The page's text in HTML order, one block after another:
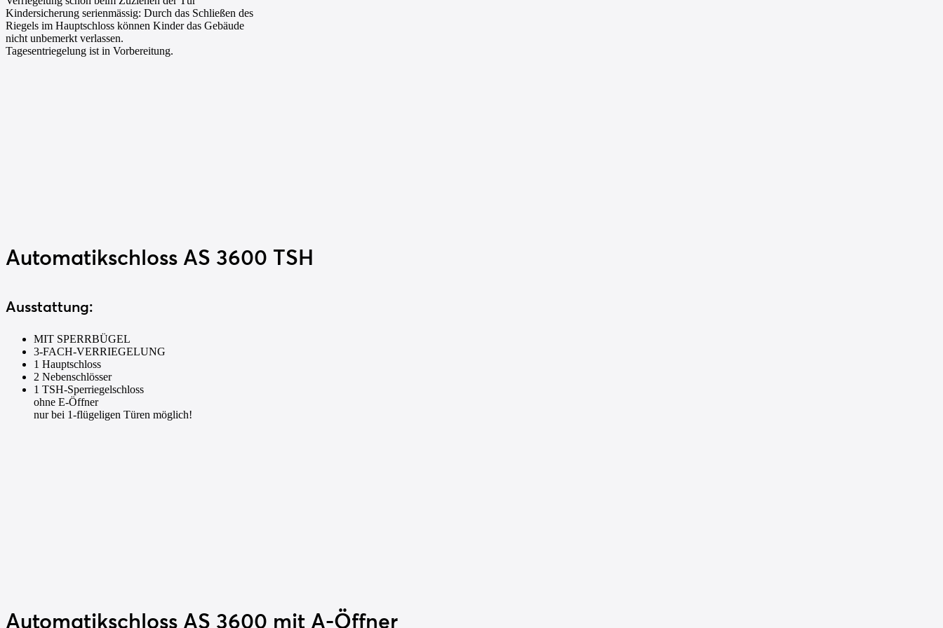
Kindersicherung serienmässig: Durch das Schließen des
Riegels im Hauptschloss können Kinder das Gebäude
nicht unbemerkt verlassen.
Tagesentriegelung ist in Vorbereitung.
Automatikschloss AS 3600 TSH
Ausstattung:
MIT SPERRBÜGEL
3-FACH-VERRIEGELUNG
1 Hauptschloss
2 Nebenschlösser
1 TSH-Sperriegelschloss
ohne E-Öffner
nur bei 1-flügeligen Türen möglich!
Automatikschloss AS 3600 mit A-Öffner